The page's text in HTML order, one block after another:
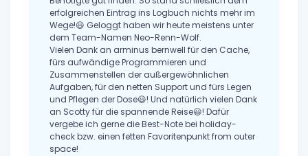
erfolgreichen Eintrag ins Logbuch nichts mehr im
Wege!😃 Geloggt haben wir heute meistens unter
dem Team-Namen Neo-Renn-Wolf.
Vielen Dank an arminus bernwell für den Cache,
fürs aufwändige Programmieren und
Zusammenstellen der außergewöhnlichen
Aufgaben, für den netten Support und fürs Legen
und Pflegen der Dose😃! Und natürlich vielen Dank
an Scotty für die spannende Reise😃! Dafür
vergebe ich gerne die Best-Note bei holiday-
check bzw. einen fetten Favoritenpunkt from outer
space!